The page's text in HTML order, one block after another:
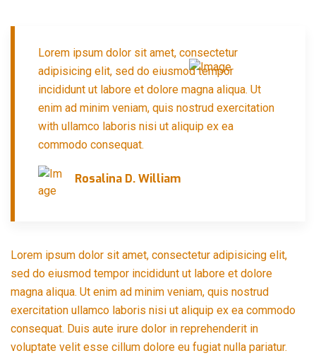
Lorem ipsum dolor sit amet, consectetur
adipisicing elit, sed do eiusmod tempor
incididunt ut labore et dolore magna aliqua. Ut
enim ad minim veniam, quis nostrud exercitation
with ullamco laboris nisi ut aliquip ex ea
commodo consequat.
Rosalina D. William
Lorem ipsum dolor sit amet, consectetur adipisicing elit,
sed do eiusmod tempor incididunt ut labore et dolore
magna aliqua. Ut enim ad minim veniam, quis nostrud
exercitation ullamco laboris nisi ut aliquip ex ea commodo
consequat. Duis aute irure dolor in reprehenderit in
voluptate velit esse cillum dolore eu fugiat nulla pariatur.